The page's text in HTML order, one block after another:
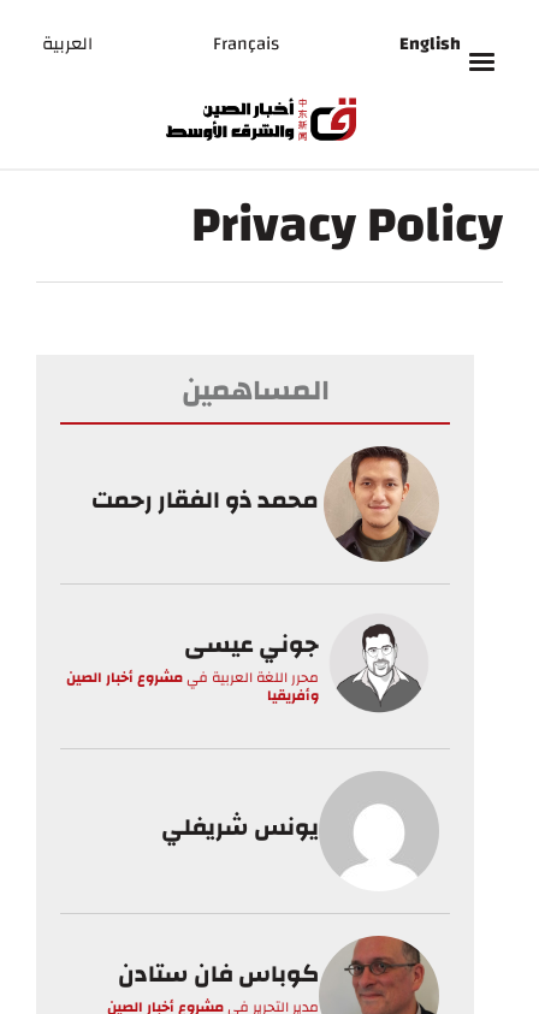
English
Français العربية
Privacy Policy
المساهمين
محمد ذو الفقار رحمت
جوني عيسى
محرر اللغة العربية فيمشروع أخبار الصين
وأفريقيا
يونس شريفلي
كوباس فان ستادن
مدير التحرير فيمشروع أخبار الصين